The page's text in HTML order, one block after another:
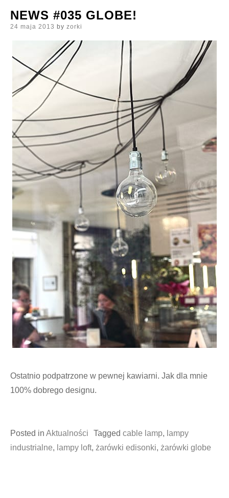
NEWS #035 GLOBE!
Posted
24 maja 2013 by zorki
Ostatnio podpatrzone w pewnej kawiarni. Jak dla mnie
100% dobrego designu.
Posted in Aktualności Tagged cable lamp, lampy
industrialne, lampy loft, żarówki edisonki, żarówki globe